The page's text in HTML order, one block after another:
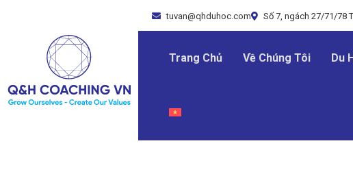
tuvan@qhduhoc.com Số 7, ngách 27/71/78
Trang Chủ Về Chúng Tôi Du